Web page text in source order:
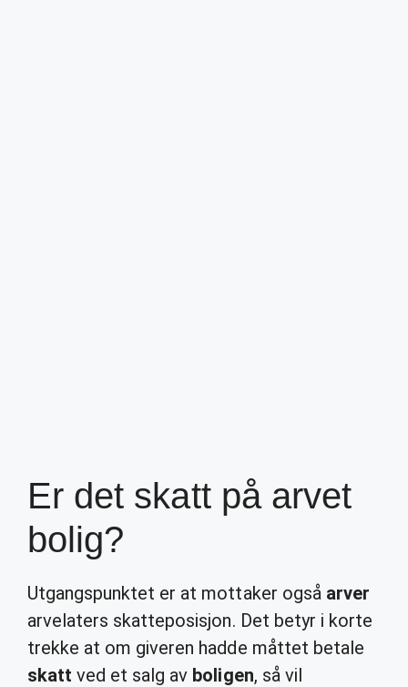
Er det skatt på arvet
bolig?
Utgangspunktet er at mottaker også arver
arvelaters skatteposisjon. Det betyr i korte
trekke at om giveren hadde måttet betale
skatt ved et salg av boligen, så vil